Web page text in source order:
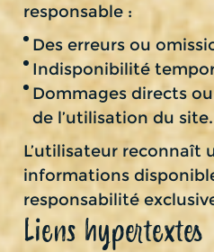
responsable :
Des erreurs ou
Indisponibilité
Dommages directs
de l’utilisation du site.
L’utilisateur reconnaît
informations
responsabilité
Liens hypertextes